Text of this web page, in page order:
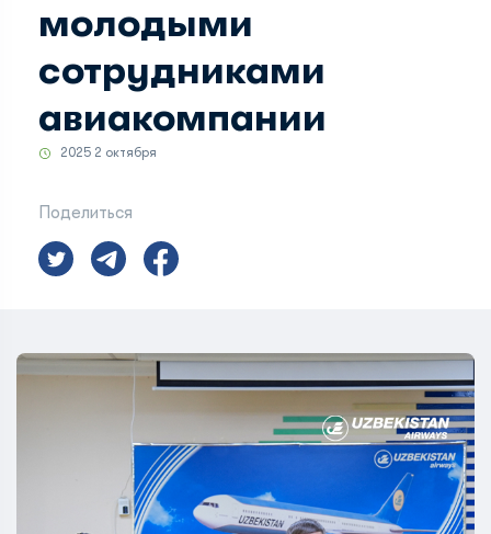
молодыми
сотрудниками
авиакомпании
2025 2 октября
Поделиться